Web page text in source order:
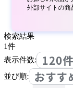
外部サイトの商
検索結果
1件
表示件数:
120件
並び順: おすす